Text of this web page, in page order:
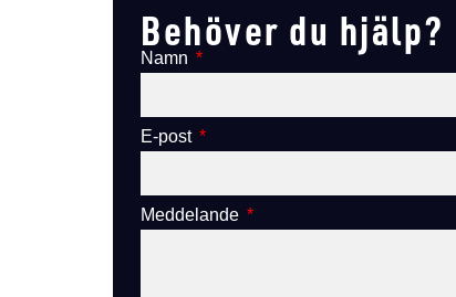
Behöver du hjälp?
Namn
E-post
Meddelande